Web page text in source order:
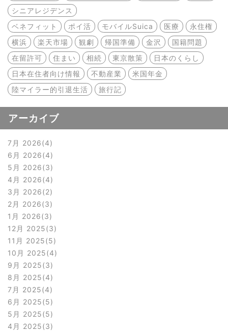
シニアレジデンス
ベネフィット
ポイ活 モバイルSuica 医療
永住権
横浜
楽天市場 観劇 帰国準備 金沢
国籍問題
在留許可
住まい 相続 東京散策
日本のくらし
日本在住者向け情報
不動産業
米国年金
陸マイラー的引退生活
旅行記
アーカイブ
7月 2026 4
6月 2026 4
5月 2026 3
4月 2026 4
3月 2026 2
2月 2026 3
1月 2026 3
12月 2025 3
11月 2025 5
10月 2025 4
9月 2025 3
8月 2025 4
7月 2025 4
6月 2025 5
5月 2025 5
4月 2025 3